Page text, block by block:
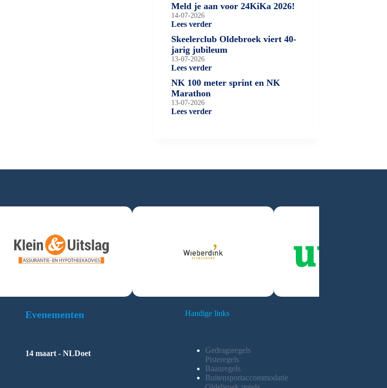
Meld je aan voor 24KiKa 2026!
14-07-2026
Lees verder
Skeelerclub Oldebroek viert 40-
jarig jubileum
13-07-2026
Lees verder
NK 100 meter sprint en NK
Marathon
13-07-2026
Lees verder
Evenementen
14 maart - NLDoet
Handige links
Gedragsregels
Pisteregels
Baanregels
Buitensportaccommodatie